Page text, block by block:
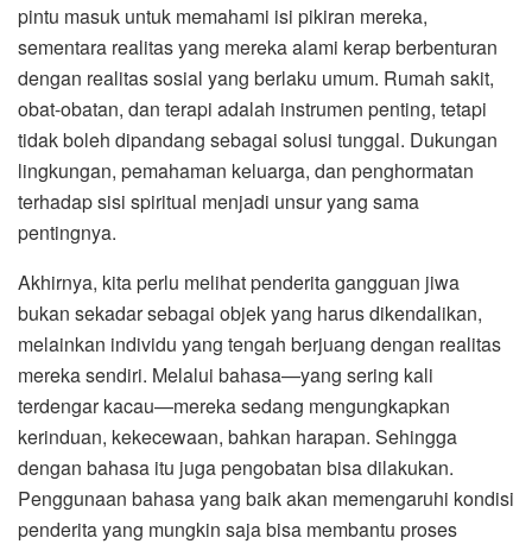
pintu masuk untuk memahami isi pikiran mereka,
sementara realitas yang mereka alami kerap berbenturan
dengan realitas sosial yang berlaku umum. Rumah sakit,
obat-obatan, dan terapi adalah instrumen penting, tetapi
tidak boleh dipandang sebagai solusi tunggal. Dukungan
lingkungan, pemahaman keluarga, dan penghormatan
terhadap sisi spiritual menjadi unsur yang sama
pentingnya.
Akhirnya, kita perlu melihat penderita gangguan jiwa
bukan sekadar sebagai objek yang harus dikendalikan,
melainkan individu yang tengah berjuang dengan realitas
mereka sendiri. Melalui bahasa—yang sering kali
terdengar kacau—mereka sedang mengungkapkan
kerinduan, kekecewaan, bahkan harapan. Sehingga
dengan bahasa itu juga pengobatan bisa dilakukan.
Penggunaan bahasa yang baik akan memengaruhi kondisi
penderita yang mungkin saja bisa membantu proses